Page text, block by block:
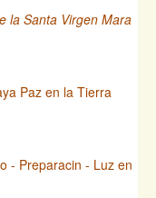
la Santa Virgen Mara
Paz en la Tierra
- Preparacin - Luz en